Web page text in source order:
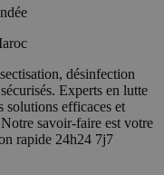
désinfection
Experts en lutte
solutions efficaces et
savoir-faire est votre
rapide 24h24 7j7